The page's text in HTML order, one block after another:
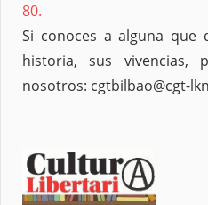
80.
Si conoces a alguna que
historia, sus vivencias,
nosotros: cgtbilbao@cgt-